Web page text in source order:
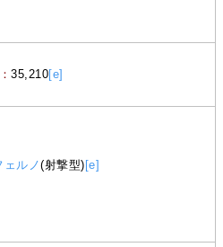
35,210[e]
ェルノ(射撃型) [e]